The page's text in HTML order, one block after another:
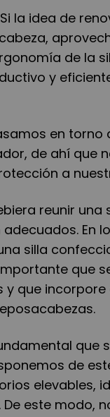
la idea de
de la
y
en
de ahí que
a
reunir
En
silla
que
y que
que
de
elevables,
este modo,